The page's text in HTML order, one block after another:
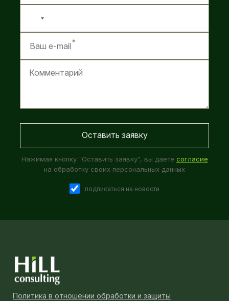
No
Нажимая кнопку "Оставить заявку", вы даете согласие
на обработку своих персональных данных
подписаться на новости
Политика в отношении обработки и защиты